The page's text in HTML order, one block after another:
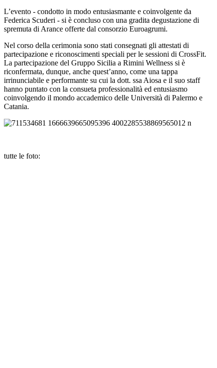
L’evento - condotto in modo entusiasmante e coinvolgente da
Federica Scuderi - si è concluso con una gradita degustazione di
spremuta di Arance offerte dal consorzio Euroagrumi.
Nel corso della cerimonia sono stati consegnati gli attestati di
partecipazione e riconoscimenti speciali per le sessioni di CrossFit.
La partecipazione del Gruppo Sicilia a Rimini Wellness si è
riconfermata, dunque, anche quest’anno, come una tappa
irrinunciabile e performante su cui la dott. ssa Aiosa e il suo staff
hanno puntato con la consueta professionalità ed entusiasmo
coinvolgendo il mondo accademico delle Università di Palermo e
Catania.
tutte le foto: